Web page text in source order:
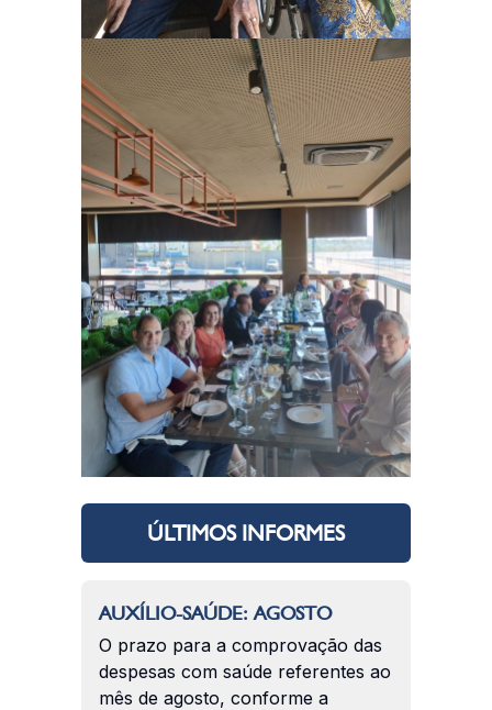
ÚLTIMOS INFORMES
AUXÍLIO-SAÚDE: AGOSTO
O prazo para a comprovação das
despesas com saúde referentes ao
mês de agosto, conforme a